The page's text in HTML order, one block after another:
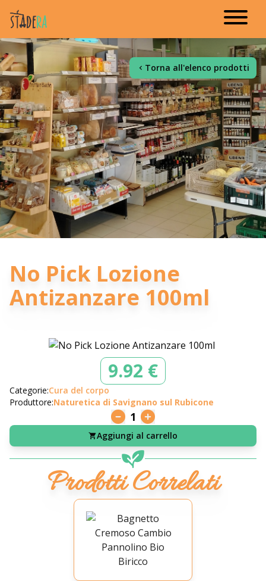
Torna all'elenco prodotti
No Pick Lozione
Antizanzare 100ml
9.92 €
Categorie:Cura del corpo
Produttore:Naturetica di Savignano sul Rubicone
1
Aggiungi al carrello
Prodotti Correlati